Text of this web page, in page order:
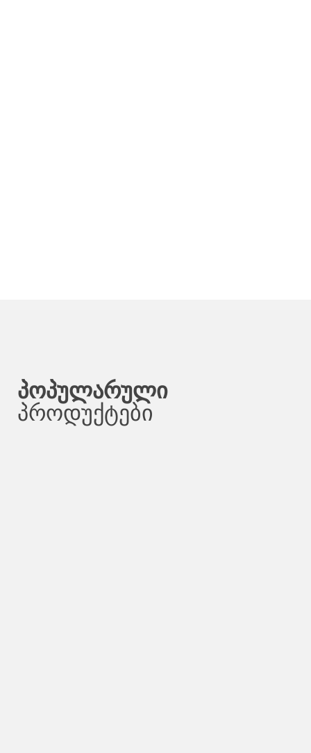
პოპულარული
პროდუქტები